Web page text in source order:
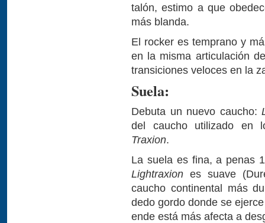
talón, estimo a que
más blanda.
El rocker es temprano y
en la misma articulación
transiciones veloces en la
Suela:
Debuta un nuevo caucho:
del caucho utilizado en
Traxion.
La suela es fina, a penas
Lightraxion es suave
caucho continental más
dedo gordo donde se
ende está más afecta a